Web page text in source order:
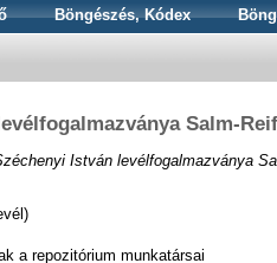
Böngészés, Kódex
Salm-
István levélfogalmazványa
a repozitórium munkatársai